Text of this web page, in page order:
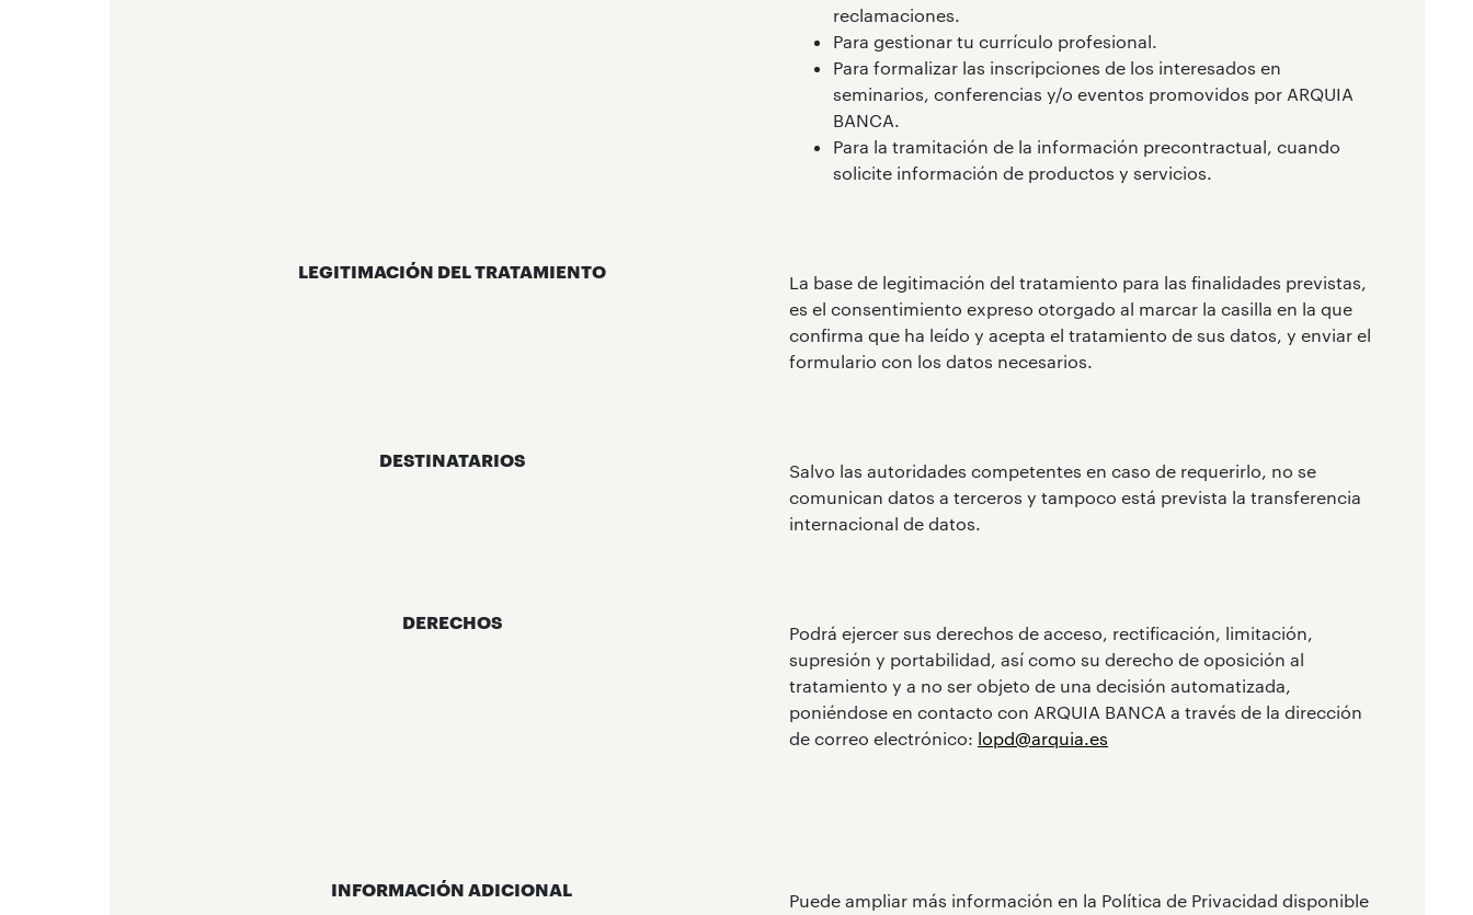
reclamaciones.
Para gestionar tu currículo profesional.
Para formalizar las inscripciones de los interesados en
seminarios, conferencias y/o eventos promovidos por ARQUIA
BANCA.
Para la tramitación de la información precontractual, cuando
solicite información de productos y servicios.
LEGITIMACIÓN DEL TRATAMIENTO
La base de legitimación del tratamiento para las finalidades previstas,
es el consentimiento expreso otorgado al marcar la casilla en la que
confirma que ha leído y acepta el tratamiento de sus datos, y enviar el
formulario con los datos necesarios.
DESTINATARIOS
Salvo las autoridades competentes en caso de requerirlo, no se
comunican datos a terceros y tampoco está prevista la transferencia
internacional de datos.
DERECHOS
Podrá ejercer sus derechos de acceso, rectificación, limitación,
supresión y portabilidad, así como su derecho de oposición al
tratamiento y a no ser objeto de una decisión automatizada,
poniéndose en contacto con ARQUIA BANCA a través de la dirección
de correo electrónico: lopd@arquia.es
INFORMACIÓN ADICIONAL
Puede ampliar más información en la Política de Privacidad disponible